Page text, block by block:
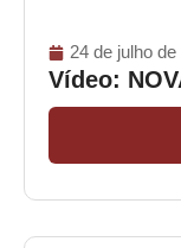
24 de julho de
Vídeo: